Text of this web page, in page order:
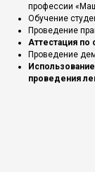
профессии
Обучение
Проведение
Аттестация по
Проведение
проведения